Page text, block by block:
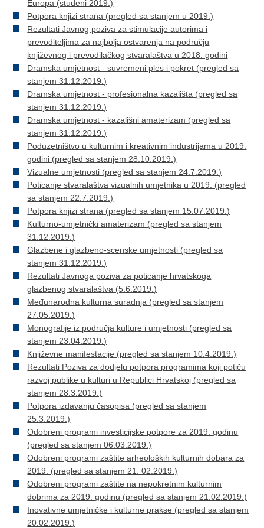
Europa (studeni 2019.)
Potpora knjizi strana (pregled sa stanjem u 2019.)
Rezultati Javnog poziva za stimulacije autorima i
prevoditeljima za najbolja ostvarenja na području
književnog i prevodilačkog stvaralaštva u 2018. godini
Dramska umjetnost - suvremeni ples i pokret (pregled sa
stanjem 31.12.2019.)
Dramska umjetnost - profesionalna kazališta (pregled sa
stanjem 31.12.2019.)
Dramska umjetnost - kazališni amaterizam (pregled sa
stanjem 31.12.2019.)
Poduzetništvo u kulturnim i kreativnim industrijama u 2019.
godini (pregled sa stanjem 28.10.2019.)
Vizualne umjetnosti (pregled sa stanjem 24.7.2019.)
Poticanje stvaralaštva vizualnih umjetnika u 2019. (pregled
sa stanjem 22.7.2019.)
Potpora knjizi strana (pregled sa stanjem 15.07.2019.)
Kulturno-umjetnički amaterizam (pregled sa stanjem
31.12.2019.)
Glazbene i glazbeno-scenske umjetnosti (pregled sa
stanjem 31.12.2019.)
Rezultati Javnoga poziva za poticanje hrvatskoga
glazbenog stvaralaštva (5.6.2019.)
Međunarodna kulturna suradnja (pregled sa stanjem
27.05.2019.)
Monografije iz područja kulture i umjetnosti (pregled sa
stanjem 23.04.2019.)
Književne manifestacije (pregled sa stanjem 10.4.2019.)
Rezultati Poziva za dodjelu potpora programima koji potiču
razvoj publike u kulturi u Republici Hrvatskoj (pregled sa
stanjem 28.3.2019.)
Potpora izdavanju časopisa (pregled sa stanjem
25.3.2019.)
Odobreni programi investicijske potpore za 2019. godinu
(pregled sa stanjem 06.03.2019.)
Odobreni programi zaštite arheoloških kulturnih dobara za
2019. (pregled sa stanjem 21. 02.2019.)
Odobreni programi zaštite na nepokretnim kulturnim
dobrima za 2019. godinu (pregled sa stanjem 21.02.2019.)
Inovativne umjetničke i kulturne prakse (pregled sa stanjem
20.02.2019.)